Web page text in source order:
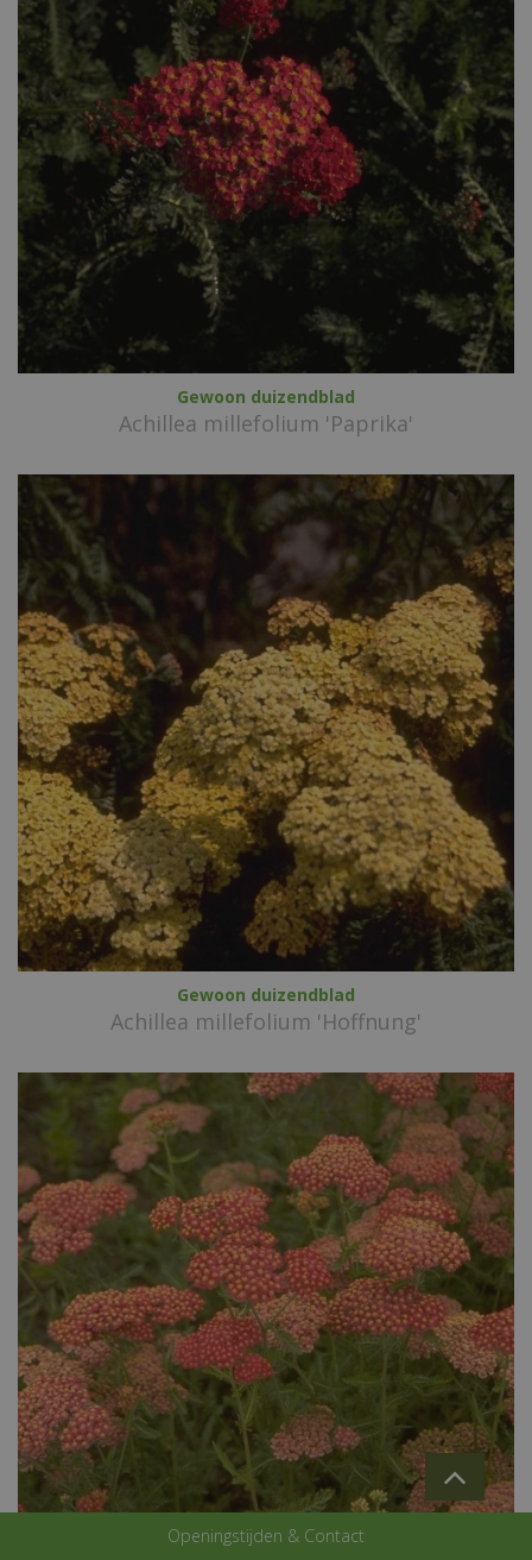
Gewoon duizendblad
Achillea millefolium 'Paprika'
Gewoon duizendblad
Achillea millefolium 'Hoffnung'
Openingstijden & Contact